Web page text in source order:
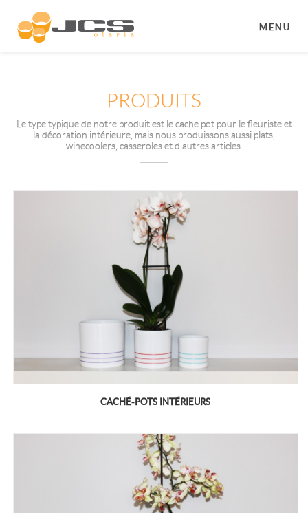
MENU
PRODUITS
Le type typique de notre produit est le cache pot pour le fleuriste et
la décoration intérieure, mais nous produissons aussi plats,
winecoolers, casseroles et d'autres articles.
CACHÉ-POTS INTÉRIEURS